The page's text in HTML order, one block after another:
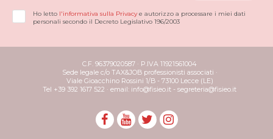
Ho letto l'informativa sulla Privacye autorizzo a processare i miei dati
personali secondo il Decreto Legislativo 196/2003
C.F. 96379020587 · P.IVA 11921561004
Sede legale c/o TAX&JOB professionisti associati ·
Viale Gioacchino Rossini 1/B - 73100 Lecce (LE)
Tel +39 392 1617 522 · email: info@fisieo.it - segreteria@fisieo.it